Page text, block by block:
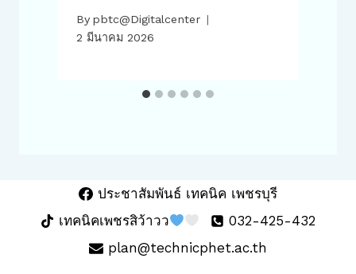
By pbtc@Digitalcenter
2 มีนาคม 2026
ประชาสัมพันธ์ เทคนิค เพชรบุรี
เทคนิคเพชรสิว้าวว
032-425-432
plan@technicphet.ac.th